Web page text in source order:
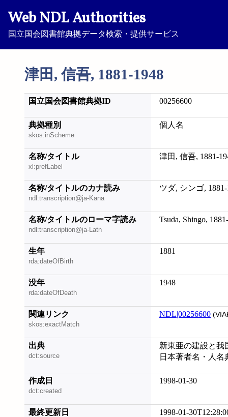
Web NDL Authorities
国立国会図書館典拠データ検索・提供サービス
津田, 信吾, 1881-1948
国立国会図書館典拠ID 00256600
典拠種別
skos:inScheme
個人名
名称/タイトル
xl:prefLabel
津田, 信吾, 1881-
名称/タイトルのカナ読み
ndl:transcription@ja-Kana
ツダ, シンゴ, 1881-
名称/タイトルのローマ字読み
ndl:transcription@ja-Latn
Tsuda, Shingo,
生年
rda:dateOfBirth
1881
没年
rda:dateOfDeath
1948
関連リンク
skos:exactMatch
NDL|00256600
出典
dct:source
新東亜の建設と我
日本著者名・人名
作成日
dct:created
1998-01-30
最終更新日 1998-01-